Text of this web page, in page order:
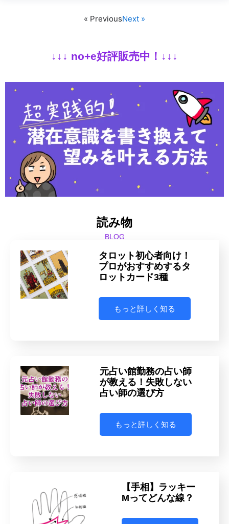
« PreviousNext »
↓↓↓ no+e好評販売中！↓↓↓
読み物
BLOG
タロット初心者向け！
プロがおすすめするタ
ロットカード3種
もっと詳しく知る
元占い館勤務の占い師
が教える！失敗しない
占い師の選び方
もっと詳しく知る
【手相】ラッキー
Mってどんな線？